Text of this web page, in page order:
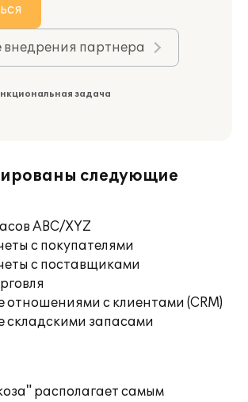
внедрения партнера
задача
следующие
ABC/XYZ
с покупателями
с поставщиками
отношениями с клиентами (CRM)
складскими запасами
располагает самым